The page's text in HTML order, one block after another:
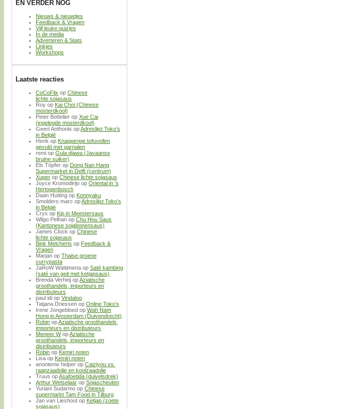
EN VERDER NOG
Nieuws & nieuwtjes
Feedback & Vragen
Vijf leuke quizjes
In de media
Adverteren & Stats
Linkjes
Workshops
Laatste reacties
CoCoFlix op Chinese
lichte sojasaus
Roy op Kai Choi (Chinese
mosterdkool)
Peter Bottelier op Xue Cai
(ingelegde mosterdkool)
Geert Anthonis opAdreslijst Toko’s
in België
Henk op Knapperige tofuvellen
gevuld met garnalen
remi op Gula djawa (Javaanse
bruine suiker)
Els Töpfer op Dong Nan Hang
Supermarket in Delft (centrum)
Xuper op Chinese lichte sojasaus
Joyce Kromodirijo op Oriental in ’s
Hertogenbosch
Daan Hutting op Konnyaku
Smolders marc opAdreslijst Toko’s
in België
Crys op Kip in Meestersaus
Wilgo Pelhan op Chu Hou Saus
(Kantonese sojabonensaus)
James Clock op Chinese
lichte sojasaus
Bink Melcherts op Feedback &
Vragen
Marjan op Thaise groene
currypasta
JaRoW Wattimena op Saté kambing
(saté van geit met ketjapsaus)
Brenda Verheij opAziatische
groothandels, importeurs en
distributeurs
paul idi op Vindaloo
Tatjana Driessen op Online Toko’s
Irene Jongebloed op Wah Nam
Hong in Amsterdam (Duivendrecht)
Robin opAziatische groothandels,
importeurs en distributeurs
Meneer WopAziatische
groothandels, importeurs en
distributeurs
Robin op Kemiri noten
Lisa op Kemiri noten
anonieme helper op Caiziyou vs.
raapzaadolie en koolzaadolie
Truus opAsafoetida (duivelsdrek)
Arthur Wetselaar op Sojascheuten
Yuriani Sudarmo op Chinese
supermarkt Tam Food in Tilburg
Jan van Lieshout op Ketjap (zoete
sojasaus)